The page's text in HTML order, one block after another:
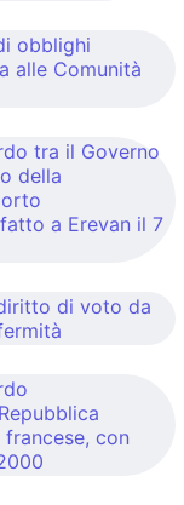
obblighi
alle Comunità
tra il Governo
della
a Erevan il 7
di voto da
con